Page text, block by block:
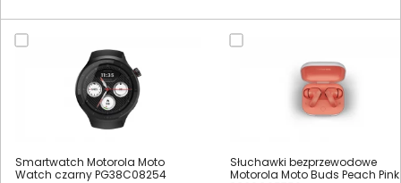
Smartwatch Motorola Moto
Watch czarny PG38C08254
Słuchawki bezprzewodowe
Motorola Moto Buds Peach Pink